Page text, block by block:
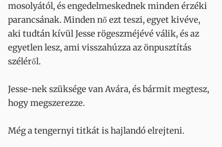
mosolyától, és engedelmeskednek minden érzéki
parancsának. Minden nő ezt teszi, egyet kivéve,
aki tudtán kívül Jesse rögeszméjévé válik, és az
egyetlen lesz, ami visszahúzza az önpusztítás
széléről.
Jesse-nek szüksége van Avára, és bármit megtesz,
hogy megszerezze.
Még a tengernyi titkát is hajlandó elrejteni.